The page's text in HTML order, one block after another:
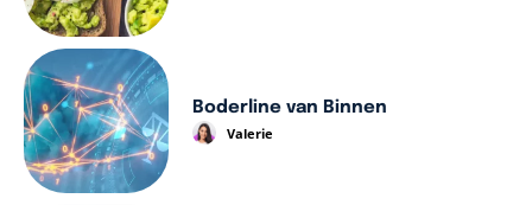
Boderline van Binnen
Valerie